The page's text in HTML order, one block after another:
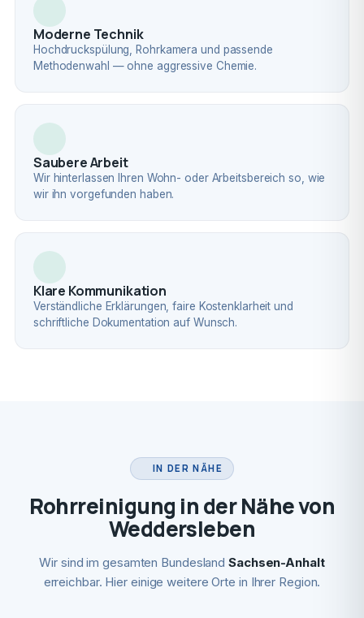
Moderne Technik
Hochdruckspülung, Rohrkamera und passende
Methodenwahl — ohne aggressive Chemie.
Saubere Arbeit
Wir hinterlassen Ihren Wohn- oder Arbeitsbereich so, wie
wir ihn vorgefunden haben.
Klare Kommunikation
Verständliche Erklärungen, faire Kostenklarheit und
schriftliche Dokumentation auf Wunsch.
IN DER NÄHE
Rohrreinigung in der Nähe von
Weddersleben
Wir sind im gesamten BundeslandSachsen-Anhalt
erreichbar. Hier einige weitere Orte in Ihrer Region.